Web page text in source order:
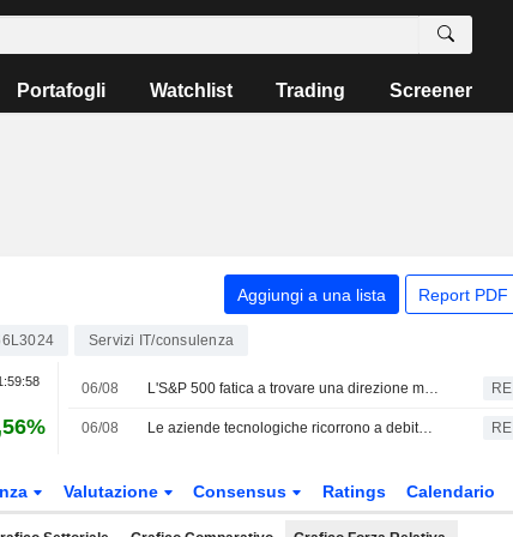
Portafogli Watchlist Trading Screener
Aggiungi a una lista Report PDF
Servizi IT/consulenza
06/08 L'S&P 500 fatica a trovare una direzione mentre gli investitori attendono un accordo in Medio Oriente; scivolano i titoli software RE
06/08 Le aziende tecnologiche ricorrono a debito e capitale proprio per finanziare l'espansione dell'IA e del cloud RE
Valutazione Consensus Ratings Calendario